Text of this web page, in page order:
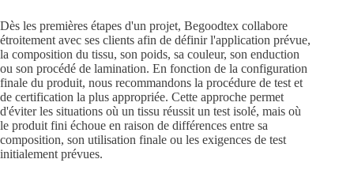
Dès les premières étapes d'un projet, Begoodtex collabore
étroitement avec ses clients afin de définir l'application prévue,
la composition du tissu, son poids, sa couleur, son enduction
ou son procédé de lamination. En fonction de la configuration
finale du produit, nous recommandons la procédure de test et
de certification la plus appropriée. Cette approche permet
d'éviter les situations où un tissu réussit un test isolé, mais où
le produit fini échoue en raison de différences entre sa
composition, son utilisation finale ou les exigences de test
initialement prévues.